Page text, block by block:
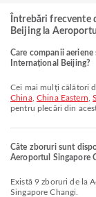
Întrebări frecvente
Beijing la
Care companii
Internațional Beijing?
Cei mai mulți călători
China, China Eastern ,
pentru plecări din
Câte zboruri sunt
Aeroportul Singapore
Există 9 zboruri de la Aeroportul Internațional Beijing către Aeroportul
Singapore Changi.